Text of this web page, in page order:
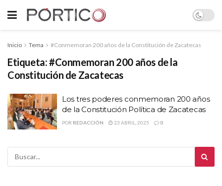
Inicio Tema #Conmemoran 200 años de la Constitución de Zacatecas
Etiqueta:#Conmemoran 200 años de la
Constitución de Zacatecas
Los tres poderes conmemoran 200 años
de la Constitución Política de Zacatecas
POR REDACCIÓN 23 ABRIL, 2025 0